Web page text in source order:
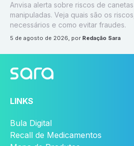
Anvisa alerta sobre riscos de
manipuladas. Veja quais são os
necessários e como evitar fraudes.
5 de agosto de 2026, por Redação Sara
LINKS
Bula Digital
Recall de Medicamentos